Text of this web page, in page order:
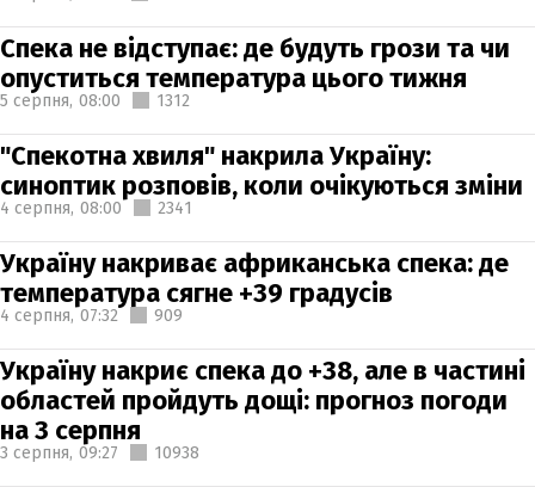
Спека не відступає: де будуть грози та чи
опуститься температура цього тижня
5 серпня, 08:00 1312
"Спекотна хвиля" накрила Україну:
синоптик розповів, коли очікуються зміни
4 серпня, 08:00 2341
Україну накриває африканська спека: де
температура сягне +39 градусів
4 серпня, 07:32 909
Україну накриє спека до +38, але в частині
областей пройдуть дощі: прогноз погоди
на 3 серпня
3 серпня, 09:27 10938